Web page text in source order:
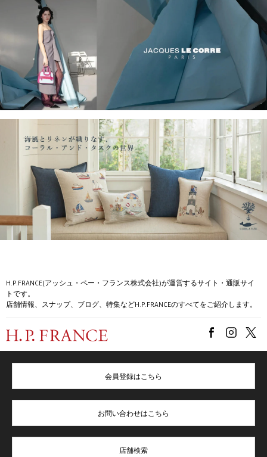
H.P.FRANCE(アッシュ・ペー・フランス株式会社)が運営するサイト・通販サイ
トです。
店舗情報、スナップ、ブログ、特集などH.P.FRANCEのすべてをご紹介します。
会員登録はこちら
お問い合わせはこちら
店舗検索